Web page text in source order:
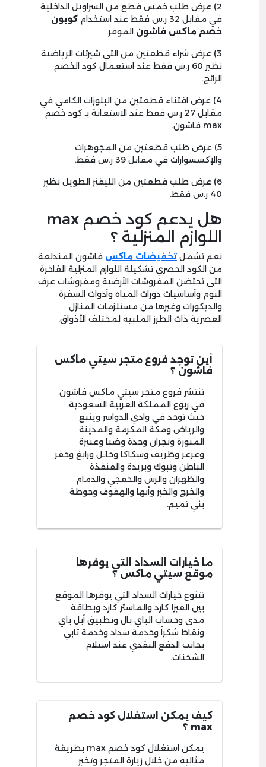
2) عرض طلب خمس قطع من السراويل الداخلية
في مقابل 32 ر.س فقط عند استخدام
كوبون
خصم ماكس فاشون الموفر.
3) عرض شراء قطعتين من التي شيرتات الرياضية
نظير 60 ر.س فقط عند استعمال كود الخصم
الرائج.
4) عرض اقتناء قطعتين من البلوزات الكامي في
مقابل 27 ر.س فقط عند الاستعانة بـ كود خصم
max فاشون.
5) عرض طلب قطعتين من المجوهرات
والإكسسوارات في مقابل 39 ر.س فقط.
6) عرض طلب قطعتين من الليقنز الطويل نظير
40 ر.س فقط.
هل يدعم كود خصم max
اللوازم المنزلية ؟
نعم تشمل تخفيضات ماكس فاشون المندلعة
من الكود الحصري تشكيلة اللوازم المنزلية الفاخرة
التي تحتضن المفروشات الأرضية ومفروشات غرف
النوم وأساسيات دورات المياه وأدوات السفرة
والديكورات وغيرها من مستلزمات المنازل
العصرية ذات الطرز الملبية لمختلف الأذواق.
أين توجد فروع متجر سيتي ماكس
فاشون ؟
تنتشر فروع متجر سيتي ماكس فاشون
في ربوع المملكة العربية السعودية،
حيث توجد في وادي الدواسر وينبع
والرياض ومكة المكرمة والمدينة
المنورة ونجران وجدة وضبا وعنيزة
وعرعر وطريف وسكاكا وحائل ورابغ وحفر
الباطن وتبوك وبريدة والقنفذة
والظهران والرس والخفجي والدمام
والخرج والخبر وأبها والهفوف وحوطة
بني تميم.
ما خيارات السداد التي يوفرها
موقع سيتي ماكس ؟
تتنوع خيارات السداد التي يوفرها الموقع
بين الفيزا كارد والماستر كارد وبطاقة
مدى وحساب الباي بال وتطبيق أبل باي
ونقاط شكراً وخدمة سداد وخدمة تابي
بجانب الدفع النقدي عند استلام
الشحنات.
كيف يمكن استغلال كود خصم
max ؟
يمكن استغلال كود خصم max بطريقة
مثالية من خلال زيارة المتجر وتخير